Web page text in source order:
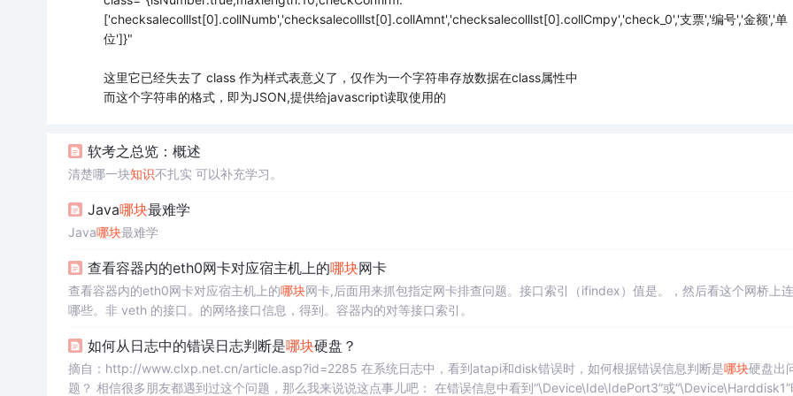
['checksalecolllst[0].collNumb','checksalecolllst[0].collAmnt','checksalecolllst[0].collCmpy','check_0','支票','编号','金额','单
位']}"
这里它已经失去了 class 作为样式表意义了，仅作为一个字符串存放数据在class属性中
而这个字符串的格式，即为JSON,提供给javascript读取使用的
软考之总览：概述
清楚哪一块知识不扎实 可以补充学习。
Java哪块最难学
Java哪块最难学
查看容器内的eth0网卡对应宿主机上的哪块网卡
查看容器内的eth0网卡对应宿主机上的哪块网卡,后面用来抓包指定网卡排查问题。接口索引（ifindex）值是。，然后看这个网桥上
哪些。非 veth 的接口。的网络接口信息，得到。容器内的对等接口索引。
如何从日志中的错误日志判断是哪块硬盘？
摘自：http://www.clxp.net.cn/article.asp?id=2285 在系统日志中，看到atapi和disk错误时，如何根据错误信息判断是哪块硬盘出
题？ 相信很多朋友都遇到过这个问题，那么我来说说这点事儿吧： 在错误信息中看到“\Device\Ide\IdePort3”或“\Device\Harddisk1”